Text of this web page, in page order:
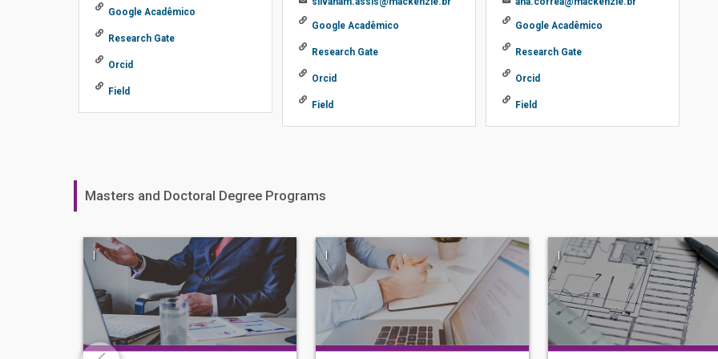
Google Acadêmico
Research Gate
Orcid
Field
Google Acadêmico
Research Gate
Orcid
Field
Google Acadêmico
Research Gate
Orcid
Field
Masters and Doctoral Degree Programs
| | |